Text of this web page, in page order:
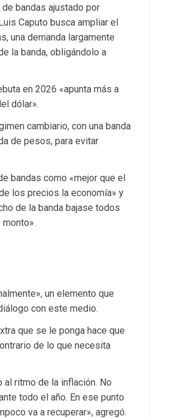
bandas ajustado por
Caputo busca ampliar el
una demanda largamente
la banda, obligándolo a
en 2026 «apunta más a
dólar».
cambiario, con una banda
de pesos, para evitar
bandas como «mejor que el
los precios la economía» y
de la banda bajase todos
un elemento que
con este medio.
que se le ponga hace que
de lo que necesita
ritmo de la inflación. No
todo el año. En ese punto
va a recuperar», agregó.